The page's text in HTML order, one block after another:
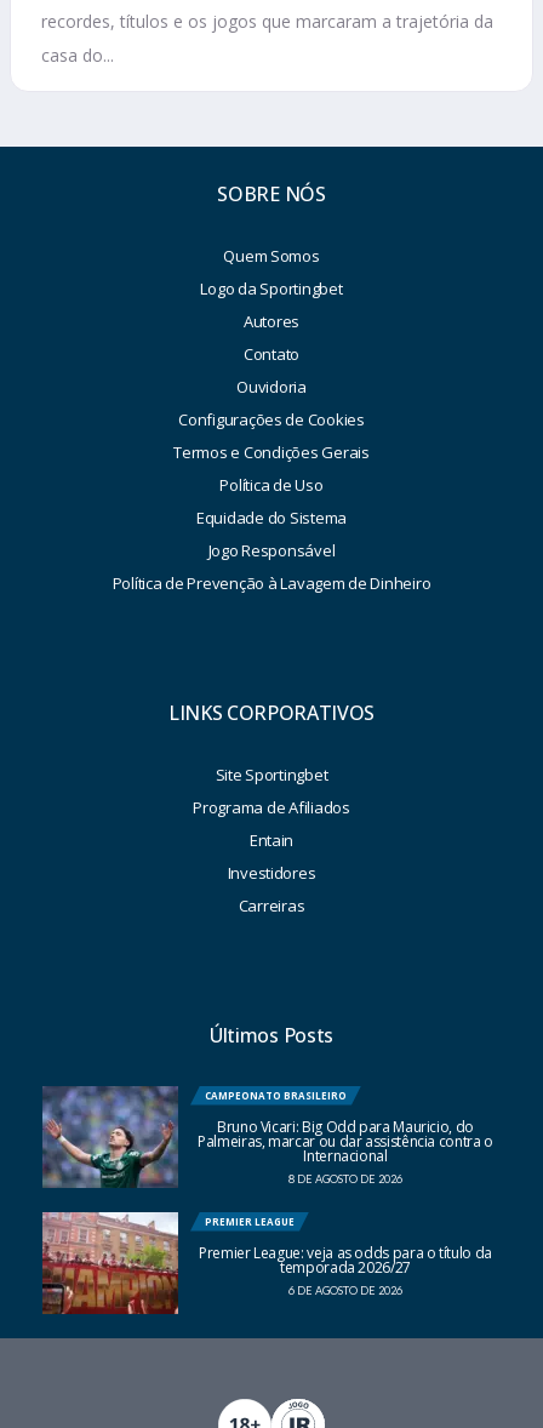
recordes, títulos e os jogos que marcaram a trajetória da
casa do...
SOBRE NÓS
Quem Somos
Logo da Sportingbet
Autores
Contato
Ouvidoria
Configurações de Cookies
Termos e Condições Gerais
Política de Uso
Equidade do Sistema
Jogo Responsável
Política de Prevenção à Lavagem de Dinheiro
LINKS CORPORATIVOS
Site Sportingbet
Programa de Afiliados
Entain
Investidores
Carreiras
Últimos Posts
CAMPEONATO BRASILEIRO
Bruno Vicari: Big Odd para Mauricio, do
Palmeiras, marcar ou dar assistência contra o
Internacional
8 DE AGOSTO DE 2026
PREMIER LEAGUE
Premier League: veja as odds para o título da
temporada 2026/27
6 DE AGOSTO DE 2026